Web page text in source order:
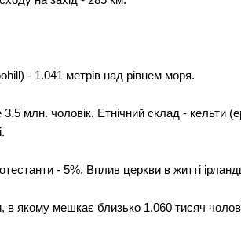
- 1.041 метрів над рівнем моря.
млн. чоловік. Етнічний склад - кельти
- 5%. Вплив церкви в житті
якому мешкає близько 1.060 тисяч